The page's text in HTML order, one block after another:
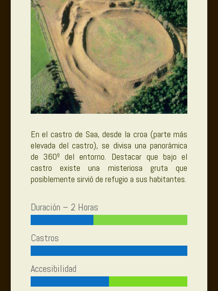
En el castro de Saa, desde la croa (parte más
elevada del castro), se divisa una panorámica
de 360º del entorno. Destacar que bajo el
castro existe una misteriosa gruta que
posiblemente sirvió de refugio a sus habitantes.
Duración – 2 Horas
Castros
Accesibilidad